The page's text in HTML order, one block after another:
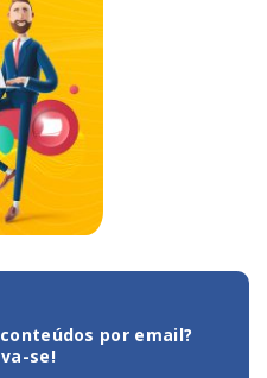
por email?
se!